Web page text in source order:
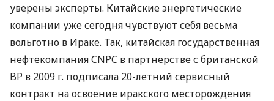
уверены эксперты. Китайские энергетические
компании уже сегодня чувствуют себя весьма
вольготно в Ираке. Так, китайская государственная
нефтекомпания CNPC в партнерстве с британской
BP в 2009 г. подписала 20-летний сервисный
контракт на освоение иракского месторождения